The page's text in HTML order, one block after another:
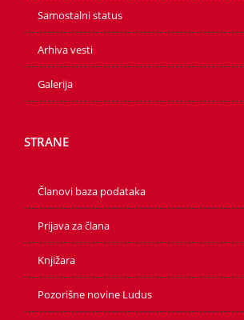
Samostalni status
Arhiva vesti
Galerija
STRANE
Članovi baza podataka
Prijava za člana
Knjižara
Pozorišne novine Ludus